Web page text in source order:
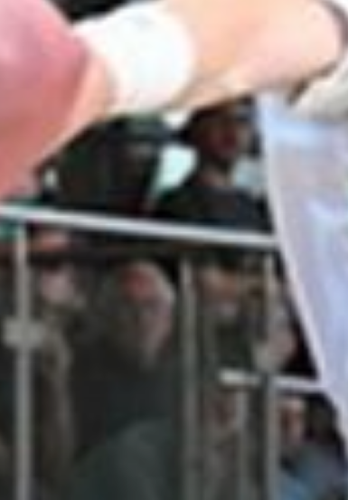
Sportangebote finden
Unser Sportangebot
Sportsuche
Kurse